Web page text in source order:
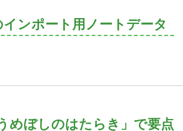
ンポート用ノートデータ
めぼしのはたらき」で要点